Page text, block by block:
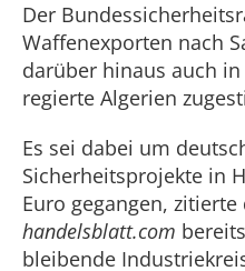
Der
Waffenexporten nach
darüber hinaus auch
regierte Algerien
Es sei dabei um
Sicherheitsprojekte in
Euro gegangen,
handelsblatt.com
bleibende